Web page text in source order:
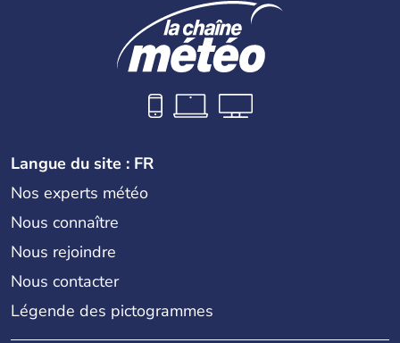
Langue du site : FR
Nos experts météo
Nous connaître
Nous rejoindre
Nous contacter
Légende des pictogrammes